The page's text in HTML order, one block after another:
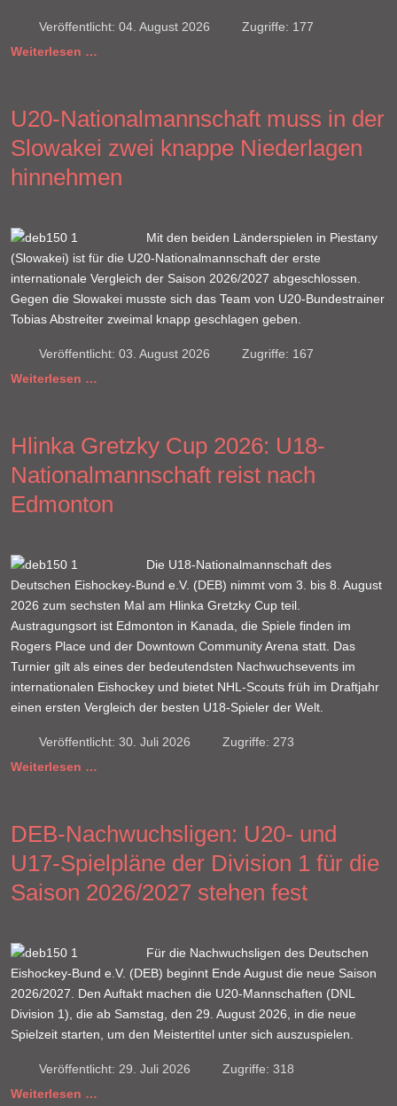
Veröffentlicht: 04. August 2026
Zugriffe: 177
Weiterlesen …
U20-Nationalmannschaft muss in der
Slowakei zwei knappe Niederlagen
hinnehmen
Mit den beiden Länderspielen in Piestany
(Slowakei) ist für die U20-Nationalmannschaft der erste
internationale Vergleich der Saison 2026/2027 abgeschlossen.
Gegen die Slowakei musste sich das Team von U20-Bundestrainer
Tobias Abstreiter zweimal knapp geschlagen geben.
Veröffentlicht: 03. August 2026
Zugriffe: 167
Weiterlesen …
Hlinka Gretzky Cup 2026: U18-
Nationalmannschaft reist nach
Edmonton
Die U18-Nationalmannschaft des
Deutschen Eishockey-Bund e.V. (DEB) nimmt vom 3. bis 8. August
2026 zum sechsten Mal am Hlinka Gretzky Cup teil.
Austragungsort ist Edmonton in Kanada, die Spiele finden im
Rogers Place und der Downtown Community Arena statt. Das
Turnier gilt als eines der bedeutendsten Nachwuchsevents im
internationalen Eishockey und bietet NHL-Scouts früh im Draftjahr
einen ersten Vergleich der besten U18-Spieler der Welt.
Veröffentlicht: 30. Juli 2026
Zugriffe: 273
Weiterlesen …
DEB-Nachwuchsligen: U20- und
U17-Spielpläne der Division 1 für die
Saison 2026/2027 stehen fest
Für die Nachwuchsligen des Deutschen
Eishockey-Bund e.V. (DEB) beginnt Ende August die neue Saison
2026/2027. Den Auftakt machen die U20-Mannschaften (DNL
Division 1), die ab Samstag, den 29. August 2026, in die neue
Spielzeit starten, um den Meistertitel unter sich auszuspielen.
Veröffentlicht: 29. Juli 2026
Zugriffe: 318
Weiterlesen …